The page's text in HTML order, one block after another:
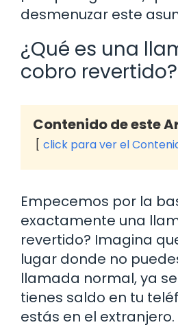
desmenuzar este
¿Qué es una
cobro revertido?
Contenido de este
click para ver el
Empecemos por la
exactamente una
revertido? Imagina
lugar donde no
llamada normal, ya
tienes saldo en tu
estás en el extranjero.